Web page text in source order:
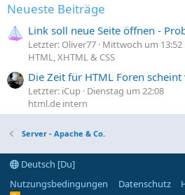
Neueste Beiträge
Link soll neue Seite öffnen -
Letzter: Oliver77 Mittwoch um 13:52
HTML, XHTML & CSS
Die Zeit für HTML Foren scheint
Letzter: iCup Dienstag um 22:08
html.de intern
Server - Apache & Co.
Deutsch [Du]
Nutzungsbedingungen
Datenschutz